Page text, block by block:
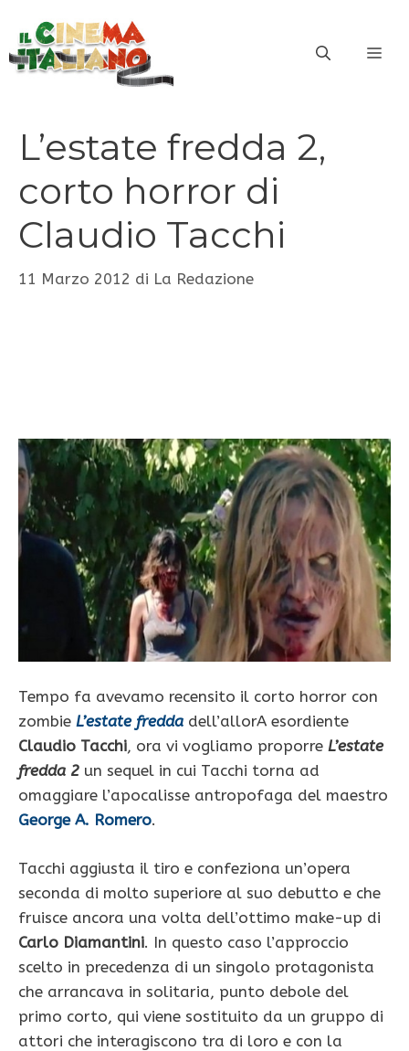
contenuto
L’estate fredda 2,
corto horror di
Claudio Tacchi
11 Marzo 2012 di La Redazione
Tempo fa avevamo recensito il corto horror con
zombie L’estate fredda dell’allorA esordiente
Claudio Tacchi, ora vi vogliamo proporre L’estate
fredda 2 un sequel in cui Tacchi torna ad
omaggiare l’apocalisse antropofaga del maestro
George A. Romero.
Tacchi aggiusta il tiro e confeziona un’opera
seconda di molto superiore al suo debutto e che
fruisce ancora una volta dell’ottimo make-up di
Carlo Diamantini. In questo caso l’approccio
scelto in precedenza di un singolo protagonista
che arrancava in solitaria, punto debole del
primo corto, qui viene sostituito da un gruppo di
attori che interagiscono tra di loro e con la